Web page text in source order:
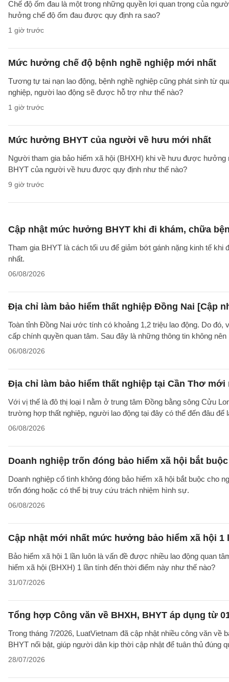
Chế độ ốm đau là một trong những quyền lợi quan trọng của
hưởng chế độ ốm đau được quy định ra sao?
1 giờ trước
Mức hưởng chế độ bệnh nghề nghiệp mới nhất
Tương tự tai nạn lao động, bệnh nghề nghiệp cũng phát sinh từ
nghiệp, người lao động sẽ được hỗ trợ như thế nào?
1 giờ trước
Mức hưởng BHYT của người về hưu mới nhất
Người tham gia bảo hiểm xã hội (BHXH) khi về hưu được
BHYT của người về hưu được quy định như thế nào?
9 giờ trước
Cập nhật mức hưởng BHYT khi đi khám, chữa
Tham gia BHYT là cách tối ưu để giảm bớt gánh nặng kinh tế
nhất.
06/08/2026
Địa chỉ làm bảo hiểm thất nghiệp Đồng Nai [Cập
Toàn tỉnh Đồng Nai ước tính có khoảng 1,2 triệu lao động. Do
cấp chính quyền quan tâm. Sau đây là những thông tin không
06/08/2026
Địa chỉ làm bảo hiểm thất nghiệp tại Cần Thơ mới
Với vị thế là đô thị loại I nằm ở trung tâm Đồng bằng sông Cửu
trường hợp thất nghiệp, người lao động tại đây có thể đến đâu
06/08/2026
Doanh nghiệp trốn đóng bảo hiểm xã hội bắt
Doanh nghiệp cố tình không đóng bảo hiểm xã hội bắt buộc cho
trốn đóng hoặc có thể bị truy cứu trách nhiệm hình sự.
06/08/2026
Cập nhật mới nhất mức hưởng bảo hiểm xã hội 1
Bảo hiểm xã hội 1 lần luôn là vấn đề được nhiều lao động quan
hiểm xã hội (BHXH) 1 lần tính đến thời điểm này như thế nào?
31/07/2026
Tổng hợp Công văn về BHXH, BHYT áp dụng từ
Trong tháng 7/2026, LuatVietnam đã cập nhật nhiều công văn
BHYT nổi bật, giúp người dân kịp thời cập nhật để tuân thủ đúng
28/07/2026